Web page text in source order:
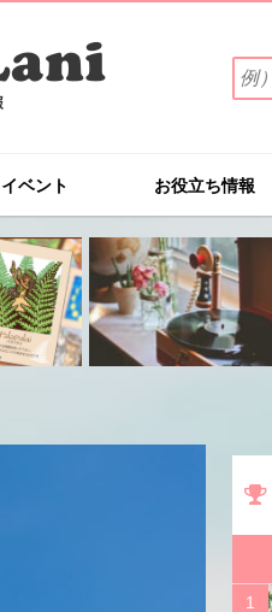
索
ワ
を
入
力
(例）
カ
フ
ェ
イ
ー
イベント お役立ち情報